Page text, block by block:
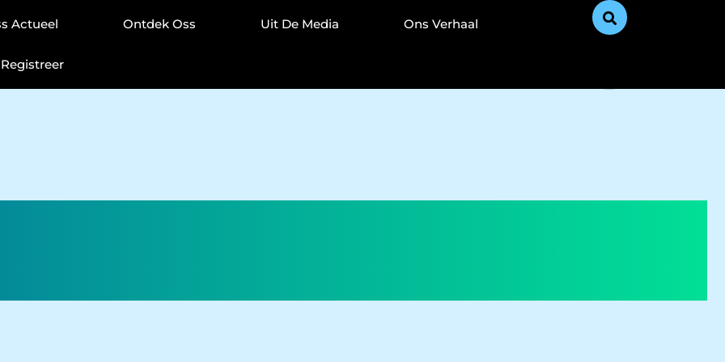
Actueel Ontdek Oss Uit De Media Ons Verhaal
Registreer